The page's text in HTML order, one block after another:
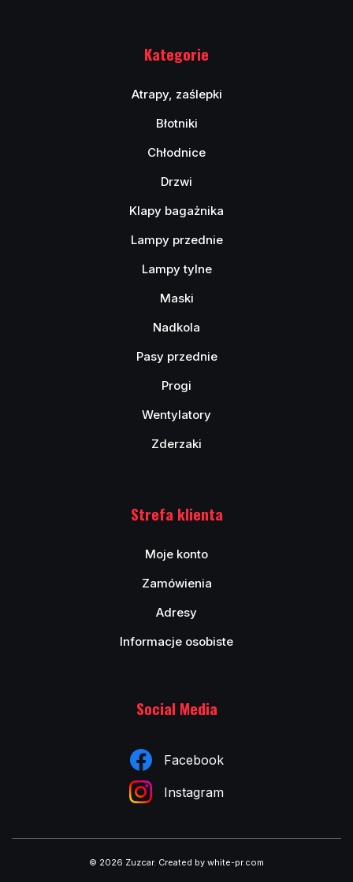
Kategorie
Atrapy, zaślepki
Błotniki
Chłodnice
Drzwi
Klapy bagażnika
Lampy przednie
Lampy tylne
Maski
Nadkola
Pasy przednie
Progi
Wentylatory
Zderzaki
Strefa klienta
Moje konto
Zamówienia
Adresy
Informacje osobiste
Social Media
Facebook
Instagram
© 2026 Zuzcar. Created by white-pr.com